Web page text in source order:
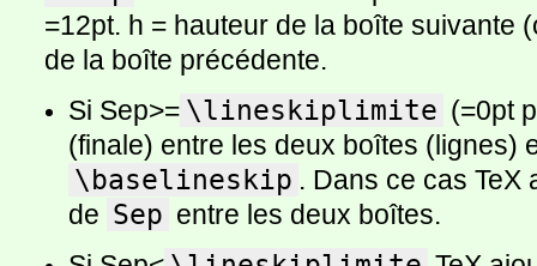
=12pt. h = hauteur de la boîte suivante
de la boîte précédente.
Si Sep>= \lineskiplimite (=0pt
(finale) entre les deux boîtes (lignes)
\baselineskip . Dans ce cas TeX
de Sep entre les deux boîtes.